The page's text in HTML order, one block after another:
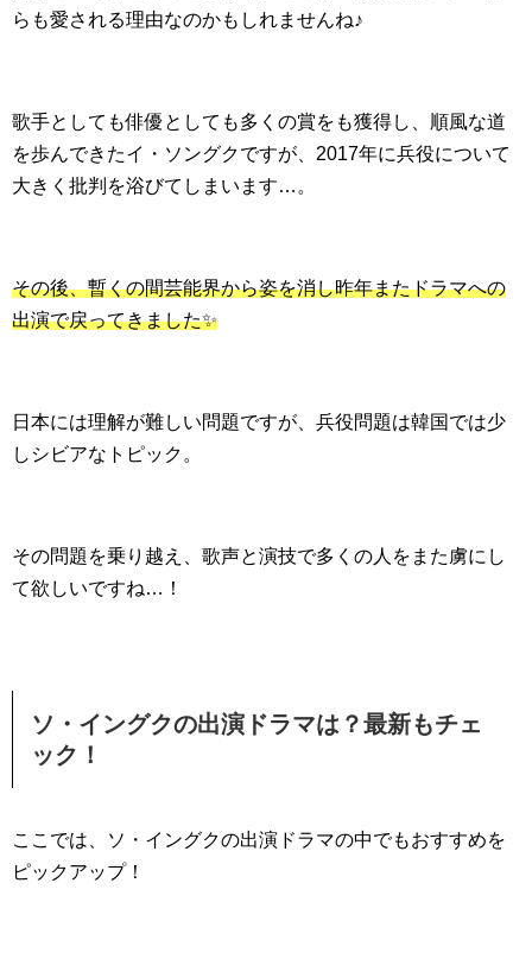
らも愛される理由なのかもしれませんね♪
歌手としても俳優としても多くの賞をも獲得し、順風な道
を歩んできたイ・ソングクですが、2017年に兵役について
大きく批判を浴びてしまいます…。
その後、暫くの間芸能界から姿を消し昨年またドラマへの
出演で戻ってきました✨
日本には理解が難しい問題ですが、兵役問題は韓国では少
しシビアなトピック。
その問題を乗り越え、歌声と演技で多くの人をまた虜にし
て欲しいですね…！
ソ・イングクの出演ドラマは？最新もチェ
ック！
ここでは、ソ・イングクの出演ドラマの中でもおすすめを
ピックアップ！